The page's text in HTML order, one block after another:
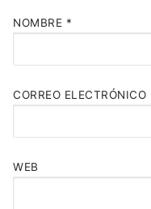
NOMBRE *
CORREO ELECTRÓNICO
WEB